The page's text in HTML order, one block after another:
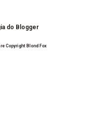
do Blogger
Copyright Blond Fox